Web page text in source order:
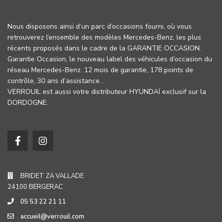
Nous disposons ainsi d’un parc d’occasions fourni, où vous
retrouverez l’ensemble des modèles Mercedes-Benz, les plus
récents proposés dans le cadre de la GARANTIE OCCASION.
Garantie Occasion, le nouveau label des véhicules d’occasion du
réseau Mercedes-Benz. 12 mois de garantie, 178 points de
contrôle, 30 ans d’assistance…
VERROUIL est aussi votre distributeur HYUNDAÏ exclusif sur la
DORDOGNE.
BRIDET ZA VALLADE
24100 BERGERAC
05 53 22 21 11
accueil@verrouil.com